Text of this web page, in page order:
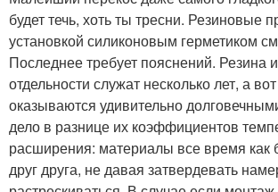
будет течь, хоть ты тресни. Резиновые
установкой силиконовым герметиком
Последнее требует пояснений. Резина
отдельности служат несколько лет, а
оказываются удивительно
дело в разнице их коэффициентов
расширения: материалы все время как
друг друга, не давая затвердевать